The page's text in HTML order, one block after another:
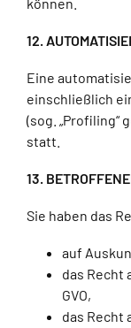
12.
Eine
einschließlich
(sog. „Profiling“
statt.
13.
Sie haben das
auf
das Recht
GVO,
das Recht